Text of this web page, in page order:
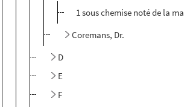
1 sous chemise noté de la
Coremans, Dr.
D
E
F